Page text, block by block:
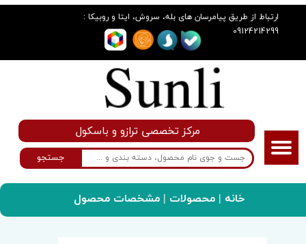
ارتباط از طریق پیامرسان های بله، سروش، ایتا و روبیکا :
09124214299
جستجو
مرکز تخصصی ترازو و باسکول
لودسل SUNLI_400kg
خانه | محصولات | مشخصات محصول